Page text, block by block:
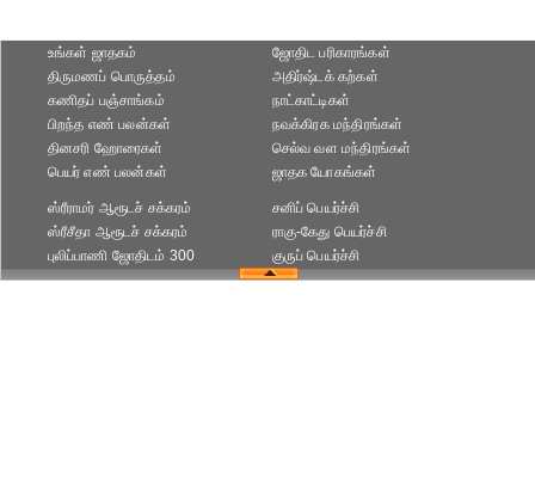
உங்கள் ஜாதகம்
திருமணப் பொருத்தம்
கணிதப் பஞ்சாங்கம்
ஜோதிட ப‌ரிகார‌ங்க‌ள்
அதிர்ஷ்டக் கற்கள்
நாட்காட்டிகள்
பிறந்த எண் பலன்கள்
தினசரி ஹோரைகள்
பெயர் எண் பலன்கள்
நவக்கிரக மந்திரங்கள்
செல்வ வள மந்திரங்கள்
ஜாதக யோகங்கள்
ஸ்ரீராமர் ஆரூடச் சக்கரம்
ஸ்ரீசீதா ஆரூடச் சக்கரம்
புலிப்பாணி ஜோதிடம் 300
சனிப் பெயர்ச்சி
ராகு-கேது பெயர்ச்சி
குருப் பெயர்ச்சி